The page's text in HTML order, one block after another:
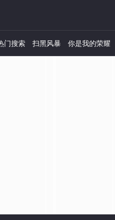
门搜索 扫黑风暴 你是我的荣耀